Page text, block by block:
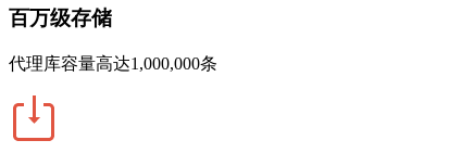
百万级存储
代理库容量高达1,000,000条